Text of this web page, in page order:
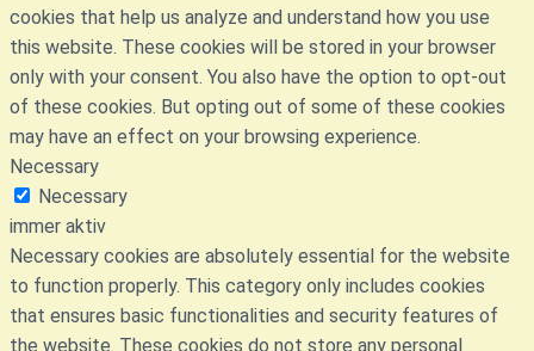
cookies that help us analyze and understand how you use
this website. These cookies will be stored in your browser
only with your consent. You also have the option to opt-out
of these cookies. But opting out of some of these cookies
may have an effect on your browsing experience.
Necessary
Necessary
immer aktiv
Necessary cookies are absolutely essential for the website
to function properly. This category only includes cookies
that ensures basic functionalities and security features of
the website. These cookies do not store any personal